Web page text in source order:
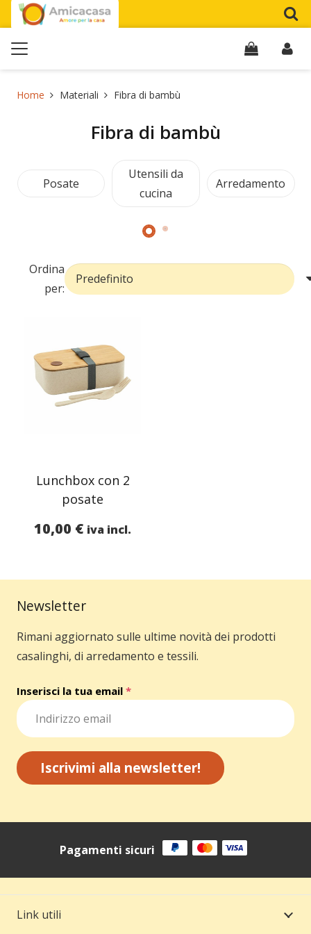
Home Materiali Fibra di bambù
Fibra di bambù
Posate
Utensili da
cucina
Arredamento
Ordina
per:
Lunchbox con 2
posate
10,00 € iva incl.
Newsletter
Rimani aggiornato sulle ultime novità dei prodotti
casalinghi, di arredamento e tessili.
Inserisci la tua email *
Iscrivimi alla newsletter!
Pagamenti sicuri
Link utili